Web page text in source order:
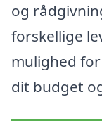
og
forskellige
mulighed
dit budget